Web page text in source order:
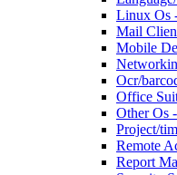
Linux Os
Mail
Mobile
Ocr/
Office
Other Os
Project/
Remote
Report